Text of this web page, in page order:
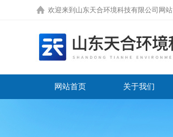
欢迎来到 山东天合环境科技有限公司网站
网站首页 关于我们